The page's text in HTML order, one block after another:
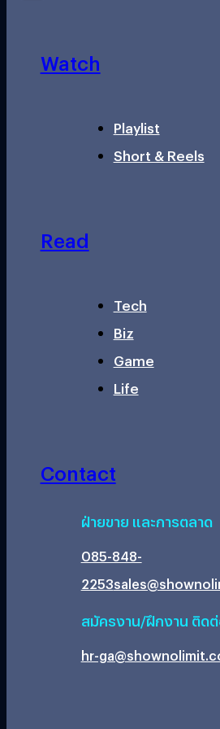
Watch
Playlist
Short & Reels
Read
Tech
Biz
Game
Life
Contact
ฝ่ายขาย และการตลาด
085-848-
2253
สมัครงาน/ฝึกงาน ติด
hr-